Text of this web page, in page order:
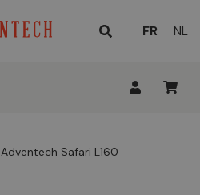
LANGUE
FR NL
Adventech Safari L160